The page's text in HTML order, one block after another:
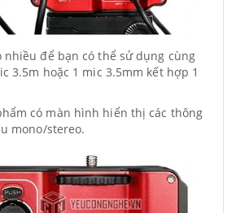
nhiều để bạn có thể sử dụng cùng
3.5m hoặc 1 mic 3.5mm kết hợp 1
có màn hình hiển thị các thông
mono/stereo.